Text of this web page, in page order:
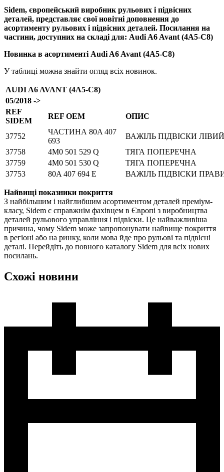
Sidem, європейський виробник рульових і підвісних
деталей, представляє свої новітні доповнення до
асортименту рульових і підвісних деталей. Посилання на
частини, доступних на складі для: Audi A6 Avant (4A5-C8)
Новинка в асортименті Audi A6 Avant (4A5-C8)
У таблиці можна знайти огляд всіх новинок.
AUDI A6 AVANT (4A5-C8)
05/2018 ->
REF
SIDEM
REF OEM ОПИС
37752
ЧАСТИНА 80A 407
693
ВАЖІЛЬ ПІДВІСКИ
37758
4M0 501 529 Q
ТЯГА ПОПЕРЕЧНА
37759
4M0 501 530 Q
ТЯГА ПОПЕРЕЧНА
37753
80A 407 694 E ВАЖІЛЬ ПІДВІСКИ
Найвищі показники покриття
З найбільшим і найглибшим асортиментом деталей преміум-
класу, Sidem є справжнім фахівцем в Європі з виробництва
деталей рульового управління і підвіски. Це найважливіша
причина, чому Sidem може запропонувати найвище покриття
в регіоні або на ринку, коли мова йде про рульові та підвісні
деталі. Перейдіть до повного каталогу Sidem для всіх нових
посилань.
Схожі новини